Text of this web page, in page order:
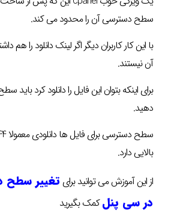
سطح دسترسی آن را محدود می کند.
با این کار کاربران دیگر اگر لینک دانلود را هم
آن نیستند.
برای اینکه بتوان این فایل را دانلود کرد باید
دهید.
بالایی دارد.
از این آموزش می توانید برای تغییر سطح
در سی پنلکمک بگیرید